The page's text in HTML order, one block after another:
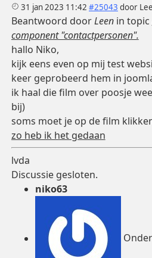
31 jan 2023 11:42 #25043 door
Beantwoord doorLeenin topic
component "contactpersonen".
hallo Niko,
kijk eens even op mij test
keer geprobeerd hem in
ik haal die film over poosje
bij)
soms moet je op de film
zo heb ik het gedaan
lvda
Discussie gesloten.
niko63